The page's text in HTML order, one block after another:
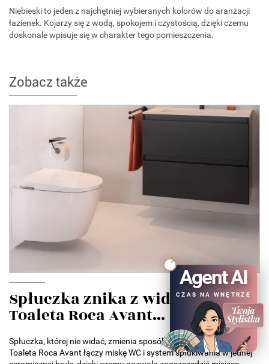
Niebieski to jeden z najchętniej wybieranych kolorów do aranżacji
łazienek. Kojarzy się z wodą, spokojem i czystością, dzięki czemu
doskonale wpisuje się w charakter tego pomieszczenia.
Zobacz także
Spłuczka znika z widoku.
Toaleta Roca Avant...
Spłuczka, której nie widać, zmienia sposób projektowania łazienek.
Toaleta Roca Avant łączy miskę WC i system spłukiwania w jednej
Agent AI
CZAS NA WNĘTRZE